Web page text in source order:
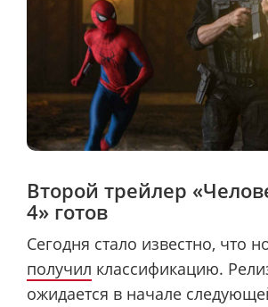
Второй трейлер
4» готов
Сегодня стало известно, что
получил классификацию.
ожидается в начале